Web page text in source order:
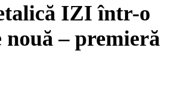
IZI într-o
nouă – premieră